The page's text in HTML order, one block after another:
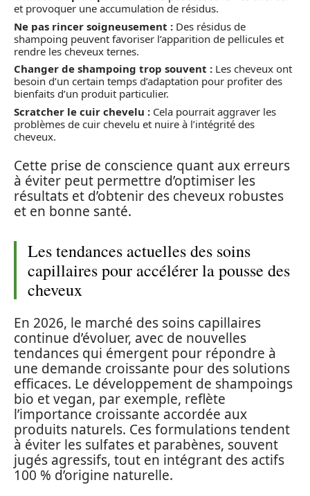
et provoquer une accumulation de résidus.
Ne pas rincer soigneusement : Des résidus de
shampoing peuvent favoriser l’apparition de pellicules et
rendre les cheveux ternes.
Changer de shampoing trop souvent : Les cheveux ont
besoin d’un certain temps d’adaptation pour profiter des
bienfaits d’un produit particulier.
Scratcher le cuir chevelu : Cela pourrait aggraver les
problèmes de cuir chevelu et nuire à l’intégrité des
cheveux.
Cette prise de conscience quant aux erreurs
à éviter peut permettre d’optimiser les
résultats et d’obtenir des cheveux robustes
et en bonne santé.
Les tendances actuelles des soins
capillaires pour accélérer la pousse des
cheveux
En 2026, le marché des soins capillaires
continue d’évoluer, avec de nouvelles
tendances qui émergent pour répondre à
une demande croissante pour des solutions
efficaces. Le développement de shampoings
bio et vegan, par exemple, reflète
l’importance croissante accordée aux
produits naturels. Ces formulations tendent
à éviter les sulfates et parabènes, souvent
jugés agressifs, tout en intégrant des actifs
100 % d’origine naturelle.